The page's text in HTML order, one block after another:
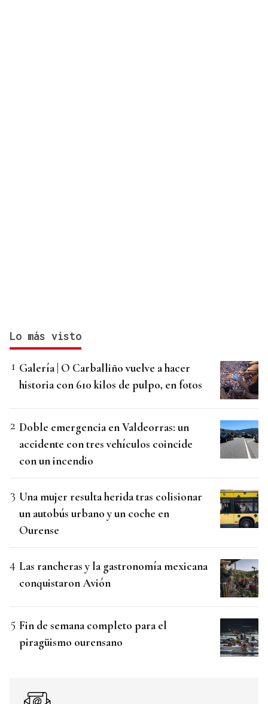
Lo más visto
Galería | O Carballiño vuelve a hacer
historia con 610 kilos de pulpo, en fotos
Doble emergencia en Valdeorras: un
accidente con tres vehículos coincide
con un incendio
Una mujer resulta herida tras colisionar
un autobús urbano y un coche en
Ourense
Las rancheras y la gastronomía mexicana
conquistaron Avión
Fin de semana completo para el
piragüismo ourensano